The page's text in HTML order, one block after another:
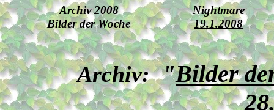
Archiv 2008
Bilder der Woche
Nightmare
19.1.2008
Archiv:"Bilder